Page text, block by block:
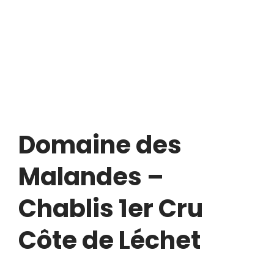
Domaine des
Malandes –
Chablis 1er Cru
Côte de Léchet